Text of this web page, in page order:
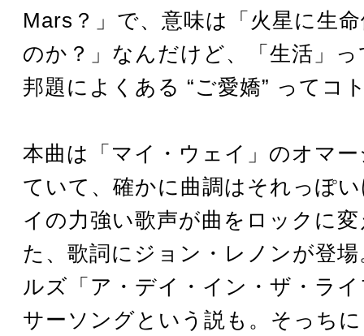
Mars？」で、意味は「火星に生
のか？」なんだけど、「生活」
邦題によくある “ご愛嬌” ってコ
本曲は「マイ・ウェイ」のオマ
ていて、確かに曲調はそれっぽ
イの力強い歌声が曲をロックに
た、歌詞にジョン・レノンが登
ルズ「ア・デイ・イン・ザ・ラ
サーソングという説も。そっち